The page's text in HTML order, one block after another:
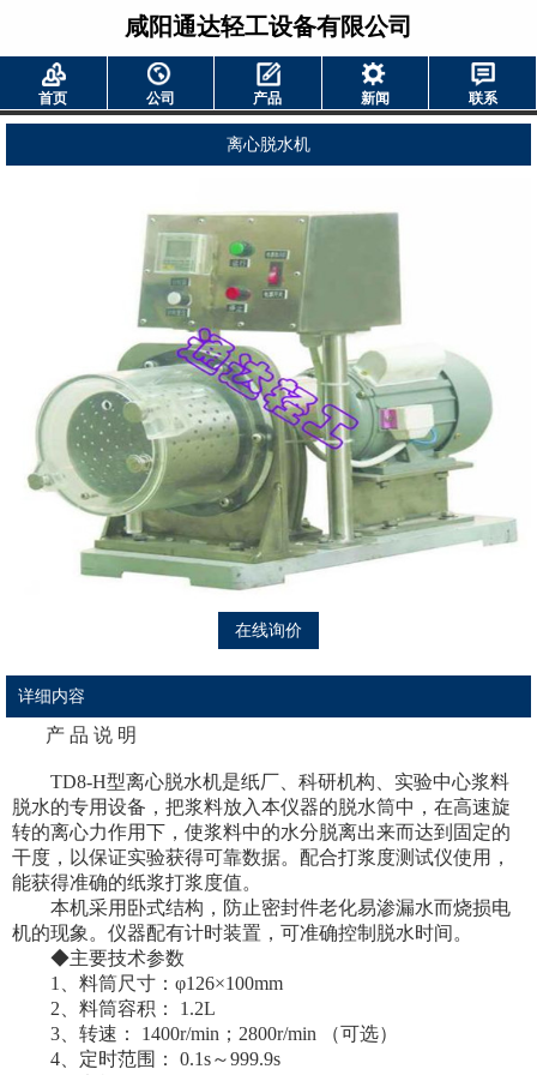
咸阳通达轻工设备有限公司
首页 公司 产品 新闻 联系
离心脱水机
在线询价
详细内容
产 品 说 明
TD8-H型离心脱水机是纸厂、科研机构、实验中心浆料
脱水的专用设备，把浆料放入本仪器的脱水筒中，在高速旋
转的离心力作用下，使浆料中的水分脱离出来而达到固定的
干度，以保证实验获得可靠数据。配合打浆度测试仪使用，
能获得准确的纸浆打浆度值。
本机采用卧式结构，防止密封件老化易渗漏水而烧损电
机的现象。仪器配有计时装置，可准确控制脱水时间。
◆主要技术参数
1、料筒尺寸：φ126×100mm
2、料筒容积： 1.2L
3、转速： 1400r/min；2800r/min （可选）
4、定时范围： 0.1s～999.9s